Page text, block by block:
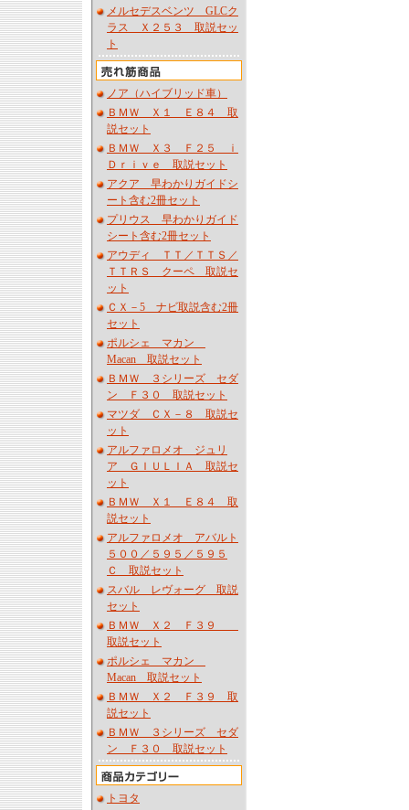
メルセデスベンツ GLCク
ラス Ｘ２５３ 取説セッ
ト
ノア（ハイブリッド車）
ＢＭＷ Ｘ１ Ｅ８４ 取
説セット
ＢＭＷ Ｘ３ Ｆ２５ ｉ
Ｄｒｉｖｅ 取説セット
アクア 早わかりガイドシ
ート含む2冊セット
プリウス 早わかりガイド
シート含む2冊セット
アウディ ＴＴ／ＴＴＳ／
ＴＴＲＳ クーペ 取説セ
ット
ＣＸ－5 ナビ取説含む2冊
セット
ポルシェ マカン
Macan 取説セット
ＢＭＷ ３シリーズ セダ
ン Ｆ３０ 取説セット
マツダ ＣＸ－８ 取説セ
ット
アルファロメオ ジュリ
ア ＧＩＵＬＩＡ 取説セ
ット
ＢＭＷ Ｘ１ Ｅ８４ 取
説セット
アルファロメオ アバルト
５００／５９５／５９５
Ｃ 取説セット
スバル レヴォーグ 取説
セット
ＢＭＷ Ｘ２ Ｆ３９
取説セット
ポルシェ マカン
Macan 取説セット
ＢＭＷ Ｘ２ Ｆ３９ 取
説セット
ＢＭＷ ３シリーズ セダ
ン Ｆ３０ 取説セット
トヨタ